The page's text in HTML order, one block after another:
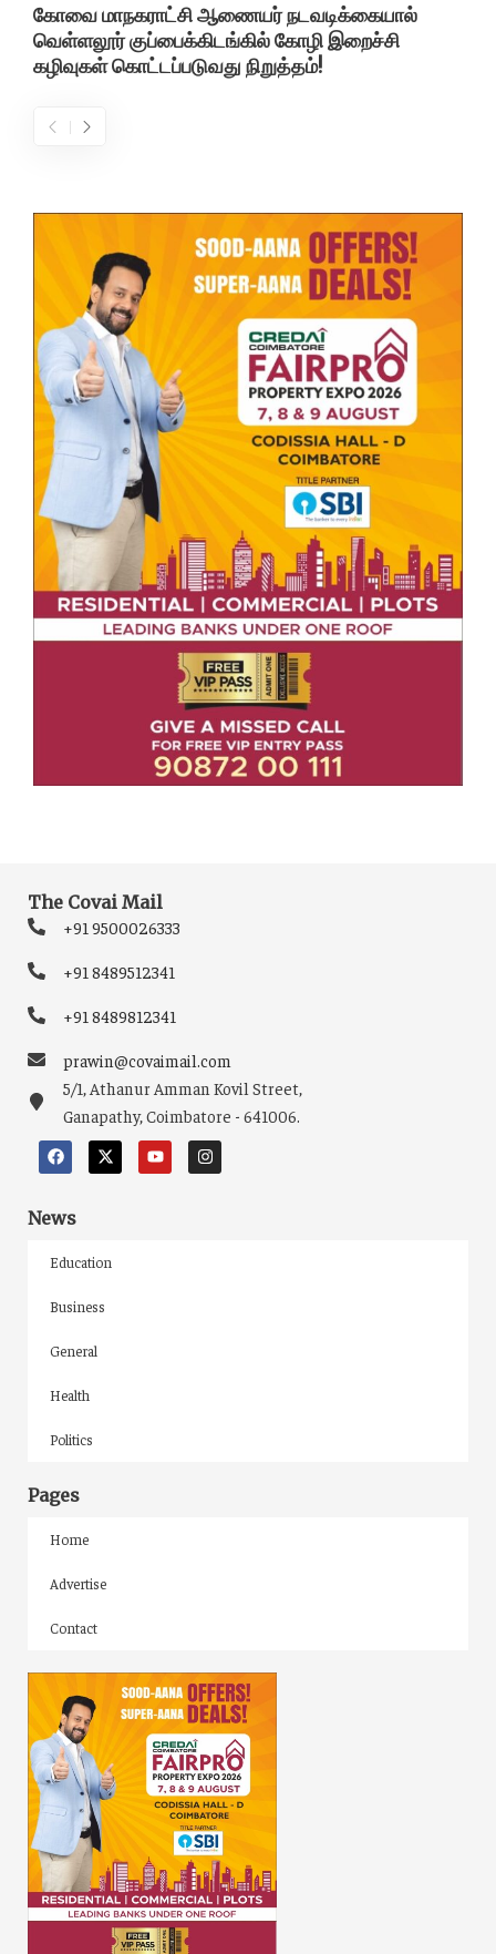
கோவை மாநகராட்சி ஆணையர் நடவடிக்கையால்
வெள்ளலூர் குப்பைக்கிடங்கில் கோழி இறைச்சி
கழிவுகள் கொட்டப்படுவது நிறுத்தம்!
The Covai Mail
+91 9500026333
+91 8489512341
+91 8489812341
prawin@covaimail.com
5/1, Athanur Amman Kovil Street,
Ganapathy, Coimbatore - 641006.
News
Education
Business
General
Health
Politics
Pages
Home
Advertise
Contact